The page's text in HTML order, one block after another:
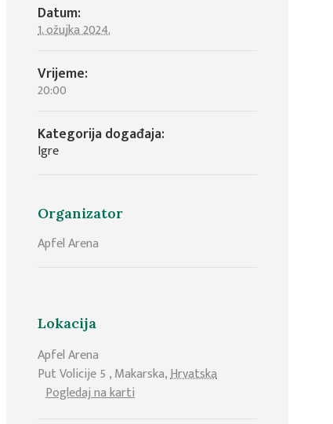
Datum:
1. ožujka 2024.
Vrijeme:
20:00
Kategorija događaja:
Igre
Organizator
Apfel Arena
Lokacija
Apfel Arena
Put Volicije 5 ,Makarska,Hrvatska
Pogledaj na karti